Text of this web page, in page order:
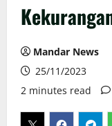
Mandar News
25/11/2023
2 minutes read